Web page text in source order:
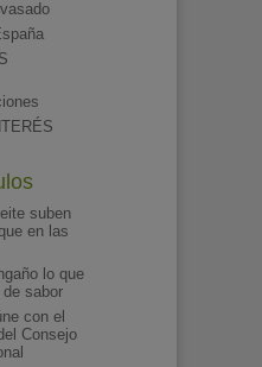
suben
en las
lo que
sabor
con el
Consejo